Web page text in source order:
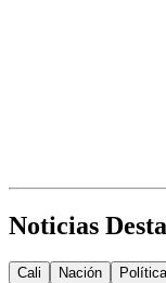
Noticias
Cali Nación Política